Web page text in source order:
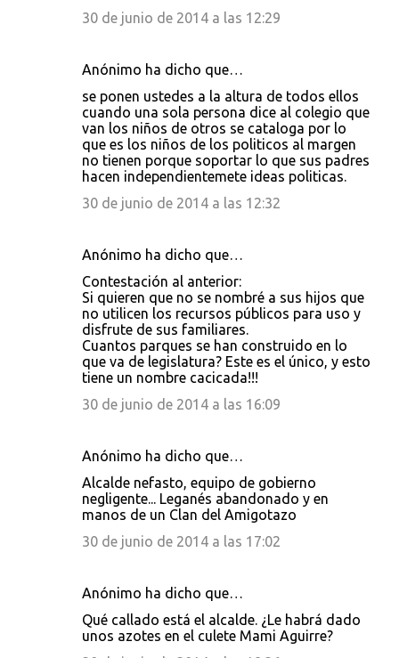
30 de junio de 2014 a las 12:29
Anónimo ha dicho que…
se ponen ustedes a la altura de todos ellos
cuando una sola persona dice al colegio que
van los niños de otros se cataloga por lo
que es los niños de los politicos al margen
no tienen porque soportar lo que sus padres
hacen independientemete ideas politicas.
30 de junio de 2014 a las 12:32
Anónimo ha dicho que…
Contestación al anterior:
Si quieren que no se nombré a sus hijos que
no utilicen los recursos públicos para uso y
disfrute de sus familiares.
Cuantos parques se han construido en lo
que va de legislatura? Este es el único, y esto
tiene un nombre cacicada!!!
30 de junio de 2014 a las 16:09
Anónimo ha dicho que…
Alcalde nefasto, equipo de gobierno
negligente... Leganés abandonado y en
manos de un Clan del Amigotazo
30 de junio de 2014 a las 17:02
Anónimo ha dicho que…
Qué callado está el alcalde. ¿Le habrá dado
unos azotes en el culete Mami Aguirre?